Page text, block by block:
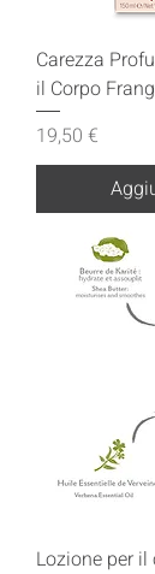
Carezza
il Corpo
Prezzo
19,50 €
Lozione per il